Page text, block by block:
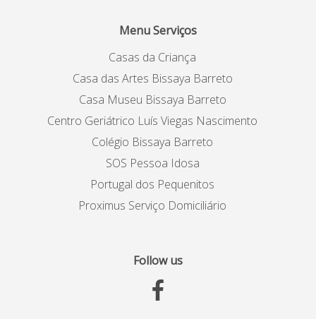
Menu Serviços
Casas da Criança
Casa das Artes Bissaya Barreto
Casa Museu Bissaya Barreto
Centro Geriátrico Luís Viegas Nascimento
Colégio Bissaya Barreto
SOS Pessoa Idosa
Portugal dos Pequenitos
Proximus Serviço Domiciliário
Follow us